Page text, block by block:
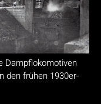
Dampflokomotiven
den frühen 1930er-